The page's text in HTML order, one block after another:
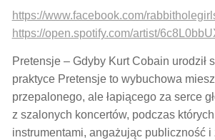
https://www.facebook.com/
https://open.spotify.com/artist/
Pretensje – Gdyby Kurt Cobain urodził
praktyce Pretensje to wybuchowa
przepalonego, ale łapiącego za serce
z szalonych koncertów, podczas
instrumentami, angażując publiczność